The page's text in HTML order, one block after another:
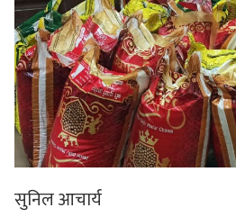
सुनिल आचार्य